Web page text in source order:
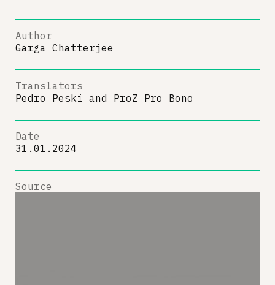
Author
Garga Chatterjee
Translators
Pedro Peski and ProZ Pro Bono
Date
31.01.2024
Source